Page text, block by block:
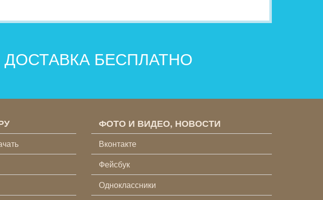
БЕСПЛАТНО
ФОТО И ВИДЕО, НОВОСТИ
Вконтакте
Фейсбук
Одноклассники